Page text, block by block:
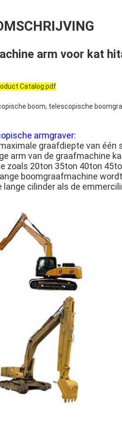
arm voor kat
Catalog.pdf
boom, telescopische
armgraver:
graafdiepte van één
arm van de graafmachine
zoals 20ton 35ton 40ton
boomgraafmachine
cilinder als de